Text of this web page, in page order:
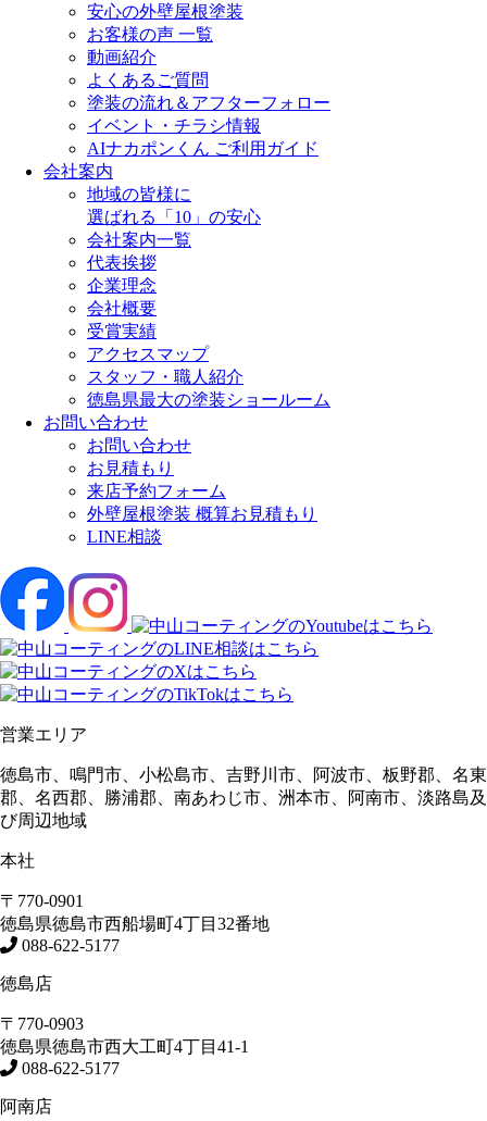
安心の外壁屋根塗装
お客様の声 一覧
動画紹介
よくあるご質問
塗装の流れ＆アフターフォロー
イベント・チラシ情報
AIナカポンくん ご利用ガイド
会社案内
地域の皆様に
選ばれる「10」の安心
会社案内一覧
代表挨拶
企業理念
会社概要
受賞実績
アクセスマップ
スタッフ・職人紹介
徳島県最大の塗装ショールーム
お問い合わせ
お問い合わせ
お見積もり
来店予約フォーム
外壁屋根塗装 概算お見積もり
LINE相談
営業エリア
徳島市、鳴門市、小松島市、吉野川市、阿波市、板野郡、名東
郡、名西郡、勝浦郡、南あわじ市、洲本市、阿南市、淡路島及
び周辺地域
本社
〒770-0901
徳島県徳島市西船場町4丁目32番地
088-622-5177
徳島店
〒770-0903
徳島県徳島市西大工町4丁目41-1
088-622-5177
阿南店